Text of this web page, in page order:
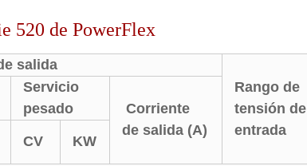
520 de PowerFlex
salida
Rango de
tensión de
entrada
Servicio
pesado
Corriente
de salida (A)
CV KW